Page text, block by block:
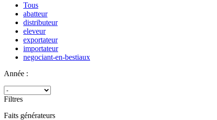
Tous
abatteur
distributeur
eleveur
exportateur
importateur
negociant-en-bestiaux
Année :
Filtres
Faits générateurs